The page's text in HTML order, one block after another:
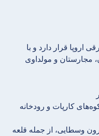
اروپا قرار دارد و با
مجارستان و مولداوی
کارپات و رودخانه
وسطایی، از جمله قلعه